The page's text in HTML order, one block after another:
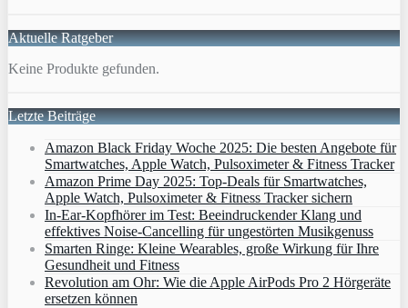
Aktuelle Ratgeber
Keine Produkte gefunden.
Letzte Beiträge
Amazon Black Friday Woche 2025: Die besten Angebote für
Smartwatches, Apple Watch, Pulsoximeter & Fitness Tracker
Amazon Prime Day 2025: Top-Deals für Smartwatches,
Apple Watch, Pulsoximeter & Fitness Tracker sichern
In-Ear-Kopfhörer im Test: Beeindruckender Klang und
effektives Noise-Cancelling für ungestörten Musikgenuss
Smarten Ringe: Kleine Wearables, große Wirkung für Ihre
Gesundheit und Fitness
Revolution am Ohr: Wie die Apple AirPods Pro 2 Hörgeräte
ersetzen können